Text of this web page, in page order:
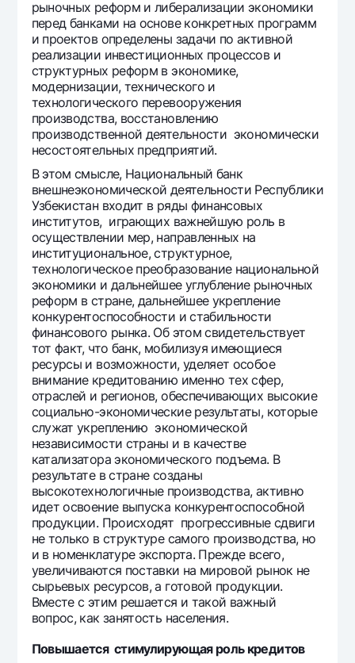
рыночных реформ и либерализации экономики
перед банками на основе конкретных программ
и проектов определены задачи по активной
реализации инвестиционных процессов и
структурных реформ в экономике,
модернизации, технического и
технологического перевооружения
производства, восстановлению
производственной деятельности экономически
несостоятельных предприятий.
В этом смысле, Национальный банк
внешнеэкономической деятельности Республики
Узбекистан входит в ряды финансовых
институтов, играющих важнейшую роль в
осуществлении мер, направленных на
институциональное, структурное,
технологическое преобразование национальной
экономики и дальнейшее углубление рыночных
реформ в стране, дальнейшее укрепление
конкурентоспособности и стабильности
финансового рынка. Об этом свидетельствует
тот факт, что банк, мобилизуя имеющиеся
ресурсы и возможности, уделяет особое
внимание кредитованию именно тех сфер,
отраслей и регионов, обеспечивающих высокие
социально-экономические результаты, которые
служат укреплению экономической
независимости страны и в качестве
катализатора экономического подъема. В
результате в стране созданы
высокотехнологичные производства, активно
идет освоение выпуска конкурентоспособной
продукции. Происходят прогрессивные сдвиги
не только в структуре самого производства, но
и в номенклатуре экспорта. Прежде всего,
увеличиваются поставки на мировой рынок не
сырьевых ресурсов, а готовой продукции.
Вместе с этим решается и такой важный
вопрос, как занятость населения.
Повышается стимулирующая роль кредитов